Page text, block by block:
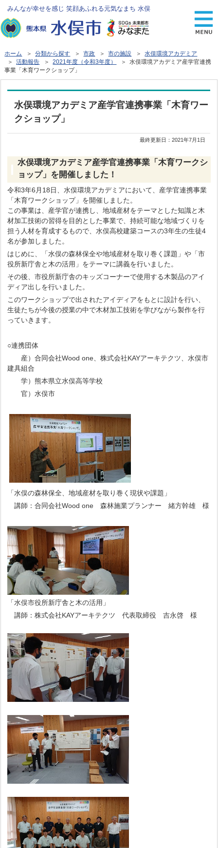
みんなが幸せを感じ 笑顔あふれる元気なまち 水俣
ホーム ＞分類から探す ＞市政 ＞市の施設 ＞水俣環境アカデミア
＞活動報告 ＞2021年度（令和3年度）
＞ 水俣環境アカデミア産学官連携
事業「木育ワークショップ」
水俣環境アカデミア産学官連携事業「木育ワー
クショップ」
最終更新日：2021年7月1日
水俣環境アカデミア産学官連携事業「木育ワークシ
ョップ」を開催しました！
令和3年6月18日、水俣環境アカデミアにおいて、産学官連携事業
「木育ワークショップ」を開催しました。
この事業は、産学官が連携し、地域産材をテーマとした知識と木
材加工技術の習得を目的とした事業で、持続可能な地域づくりを
担う人材を育成するもので、水俣高校建築コースの3年生の生徒4
名が参加しました。
はじめに、「水俣の森林保全や地域産材を取り巻く課題」や「市
役所新庁舎と木の活用」をテーマに講義を行いました。
その後、市役所新庁舎のキッズコーナーで使用する木製品のアイ
ディア出しを行いました。
このワークショップで出されたアイディアをもとに設計を行い、
生徒たちが今後の授業の中で木材加工技術を学びながら製作を行
っていきます。
○連携団体
産）合同会社Wood one、株式会社KAYアーキテクツ、水俣市
建具組合
学）熊本県立水俣高等学校
官）水俣市
「水俣の森林保全、地域産材を取り巻く現状や課題」
講師：合同会社Wood one 森林施業プランナー 緒方幹雄 様
「水俣市役所新庁舎と木の活用」
講師：株式会社KAYアーキテクツ 代表取締役 吉永啓 様